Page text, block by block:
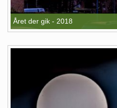
Året der gik - 2018